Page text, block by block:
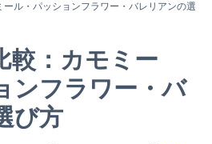
ル・パッションフラワー・バレリアンの選
較：カモミー
ンフラワー・バ
び方